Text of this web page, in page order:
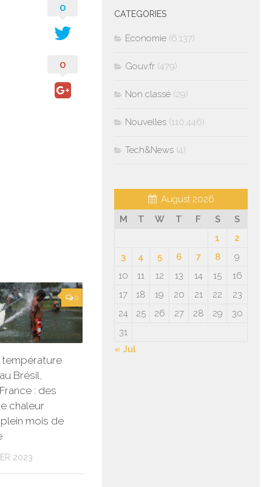
0
0
0
température
Brésil,
: des
chaleur
mois de
2023
CATEGORIES
Economie (6,137)
Gouv.fr (479)
Non classé (29)
Nouvelles (110,446)
Tech&News (4)
August 2026
M
T W T F S
S
1
2
3
4 5 6 7 8
9
10
11 12 13 14 15
16
17
18 19 20 21 22
23
24
25 26 27 28 29
30
31
« Jul